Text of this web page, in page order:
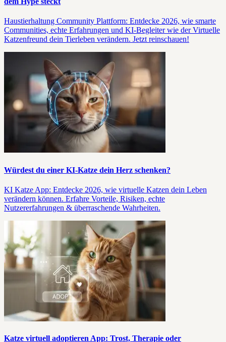
Haustierhaltung Community Plattform: Entdecke 2026, wie smarte
Communities, echte Erfahrungen und KI-Begleiter wie der Virtuelle
Katzenfreund dein Tierleben verändern. Jetzt reinschauen!
Würdest du einer KI-Katze dein Herz schenken?
KI Katze App: Entdecke 2026, wie virtuelle Katzen dein Leben
verändern können. Erfahre Vorteile, Risiken, echte
Nutzererfahrungen & überraschende Wahrheiten.
Katze virtuell adoptieren App: Trost, Therapie oder